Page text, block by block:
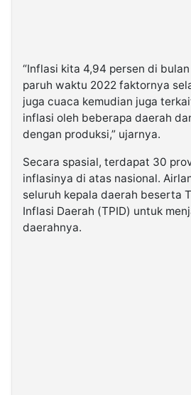
“Inflasi kita 4,94 persen di
paruh waktu 2022 faktornya
juga cuaca kemudian juga
inflasi oleh beberapa daerah
dengan produksi,” ujarnya.
Secara spasial, terdapat 30
inflasinya di atas nasional.
seluruh kepala daerah beserta
Inflasi Daerah (TPID) untuk
daerahnya.